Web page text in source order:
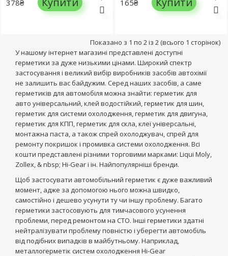
378₴ 165₴
Показано з 1 по 2 із 2 (всього 1 сторінок)
У нашому інтернет магазині представлені доступні
герметики за дуже низькими цінами. Широкий спектр
застосування і великий вибір виробників засобів автохімії
не залишить вас байдужим. Серед наших засобів, а саме
герметиків для автомобіля можна знайти: герметик для
авто універсальний, клей водостійкий, герметик для шин,
герметик для системи охолодження, герметик для двигуна,
герметик для КПП, герметик для скла, клеї універсальні,
монтажна паста, а також спрей охолоджувач, спрей для
ремонту покришок і промивка системи охолодження. Всі
кошти представлені різними торговими марками: Liqui Moly,
Zollex, & nbsp; Hi-Gear і ін. Найпопулярніші бренди.
Щоб застосувати автомобільний герметик є дуже важливий
момент, адже за допомогою нього можна швидко,
самостійно і дешево усунути ту чи іншу проблему. Багато
герметики застосовують для тимчасового усунення
проблеми, перед ремонтом на СТО. Інші герметики здатні
нейтралізувати проблему повністю і уберегти автомобіль
від подібних випадків в майбутньому. Наприклад,
металлогерметік систем охолодження Hi-Gear